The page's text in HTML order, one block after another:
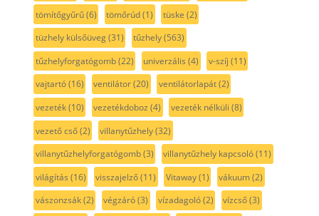
tömítőgyűrű(6) tömőrúd(1) tüske (2)
tüzhely külsőüveg(31) tűzhely(563)
tűzhelyforgatógomb(22) univerzális (4) v-szíj (11)
vajtartó(16) ventilátor(20) ventilátorlapát(2)
vezeték(10) vezetékdoboz (4) vezeték nélküli (8)
vezető cső(2) villanytűzhely(32)
villanytűzhelyforgatógomb(3) villanytűzhely kapcsoló(11)
világítás (16) visszajelző(11) Vitaway(1) vákuum(2)
vászonzsák(2) végzáró(3) vízadagoló(2) vízcső(3)